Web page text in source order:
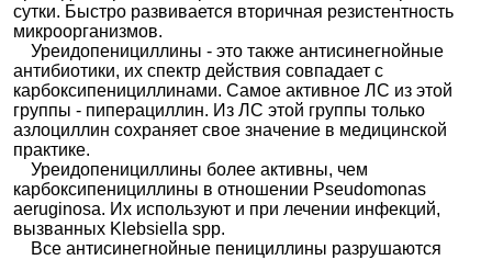
сутки. Быстро развивается вторичная резистентность
микроорганизмов.
Уреидопенициллины - это также антисинегнойные
антибиотики, их спектр действия совпадает с
карбоксипенициллинами. Самое активное ЛС из этой
группы - пиперациллин. Из ЛС этой группы только
азлоциллин сохраняет свое значение в медицинской
практике.
Уреидопенициллины более активны, чем
карбоксипенициллины в отношении Pseudomonas
aeruginosa. Их используют и при лечении инфекций,
вызванных Klebsiella spp.
Все антисинегнойные пенициллины разрушаются